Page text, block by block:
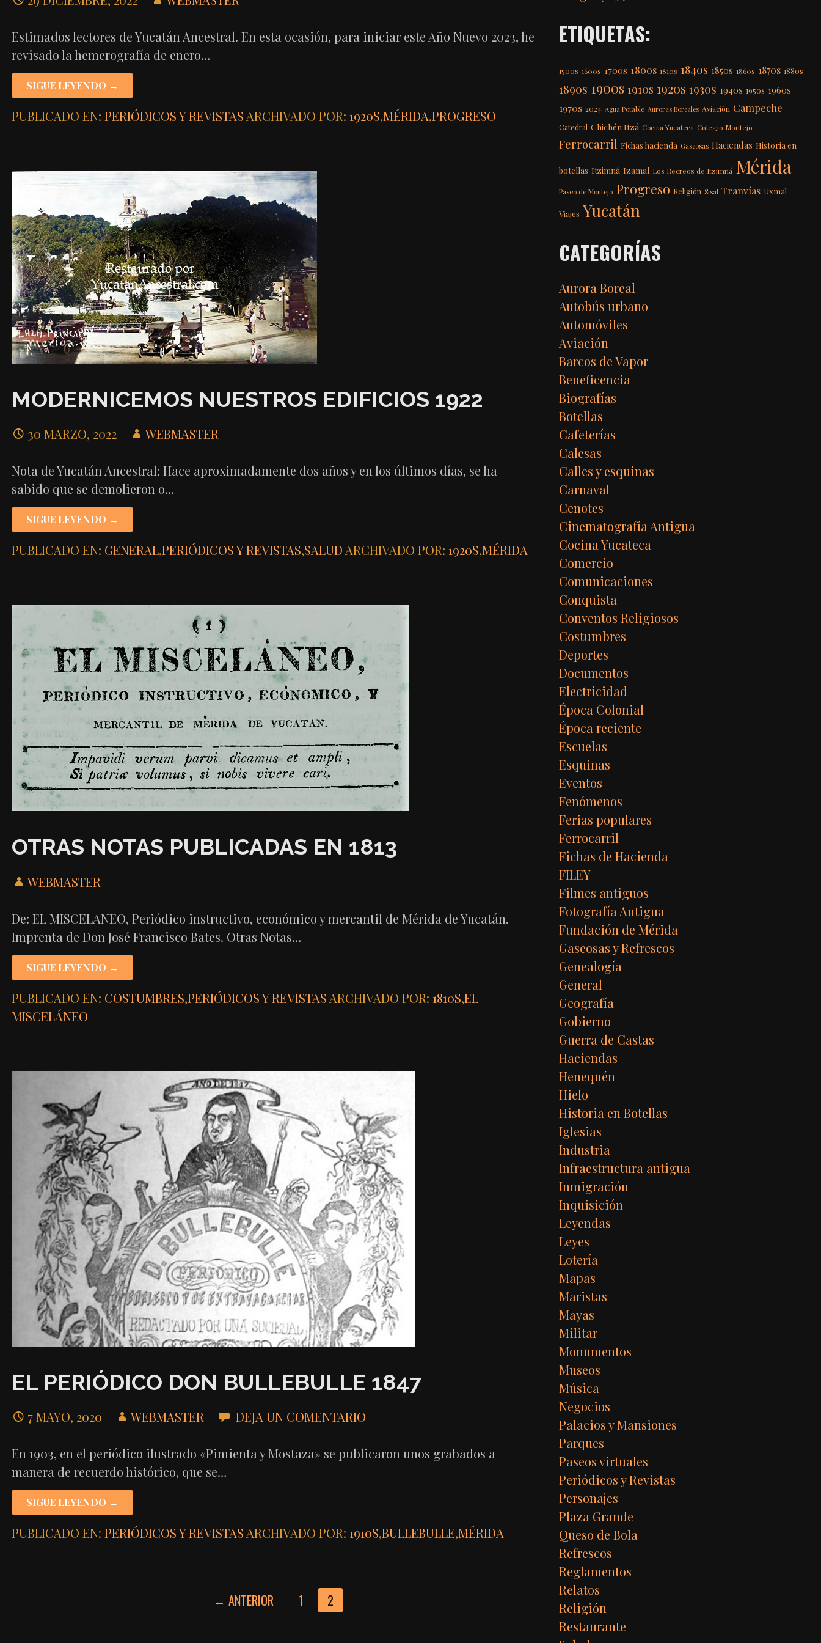
Estimados lectores de Yucatán Ancestral. En esta ocasión, para iniciar este Año Nuevo 2023, he
revisado la hemerografía de enero…
SIGUE LEYENDO →
PUBLICADO EN: PERIÓDICOS Y REVISTAS ARCHIVADO POR: 1920S,MÉRIDA,PROGRESO
MODERNICEMOS NUESTROS EDIFICIOS 1922
30 MARZO, 2022 WEBMASTER
Nota de Yucatán Ancestral: Hace aproximadamente dos años y en los últimos días, se ha
sabido que se demolieron o…
SIGUE LEYENDO →
PUBLICADO EN: GENERAL,PERIÓDICOS Y REVISTAS,SALUD ARCHIVADO POR: 1920S,MÉRIDA
OTRAS NOTAS PUBLICADAS EN 1813
WEBMASTER
De: EL MISCELANEO, Periódico instructivo, económico y mercantil de Mérida de Yucatán.
Imprenta de Don José Francisco Bates. Otras Notas…
SIGUE LEYENDO →
PUBLICADO EN: COSTUMBRES,PERIÓDICOS Y REVISTAS ARCHIVADO POR: 1810S,EL
MISCELÁNEO
EL PERIÓDICO DON BULLEBULLE 1847
7 MAYO, 2020 WEBMASTER DEJA UN COMENTARIO
En 1903, en el periódico ilustrado «Pimienta y Mostaza» se publicaron unos grabados a
manera de recuerdo histórico, que se…
SIGUE LEYENDO →
PUBLICADO EN: PERIÓDICOS Y REVISTAS ARCHIVADO POR: 1910S,BULLEBULLE,MÉRIDA
← ANTERIOR 1 2
ETIQUETAS:
1500s 1600s 1700s 1800s 1810s 1840s 1850s 1860s 1870s 1880s
1890s 1900s 1910s 1920s 1930s 1940s 1950s 1960s
1970s 2024 Agua Potable Auroras Boreales Aviación Campeche
Catedral Chichén Itzá Cocina Yucateca Colegio Montejo
Ferrocarril Fichas hacienda Gaseosas Haciendas Historia en
botellas Itzimná Izamal Los Recreos de Itzimná Mérida
Paseo de Montejo Progreso Religión Sisal Tranvías Uxmal
Viajes Yucatán
CATEGORÍAS
Aurora Boreal
Autobús urbano
Automóviles
Aviación
Barcos de Vapor
Beneficencia
Biografías
Botellas
Cafeterías
Calesas
Calles y esquinas
Carnaval
Cenotes
Cinematografía Antigua
Cocina Yucateca
Comercio
Comunicaciones
Conquista
Conventos Religiosos
Costumbres
Deportes
Documentos
Electricidad
Época Colonial
Época reciente
Escuelas
Esquinas
Eventos
Fenómenos
Ferias populares
Ferrocarril
Fichas de Hacienda
FILEY
Filmes antiguos
Fotografía Antigua
Fundación de Mérida
Gaseosas y Refrescos
Genealogía
General
Geografía
Gobierno
Guerra de Castas
Haciendas
Henequén
Hielo
Historia en Botellas
Iglesias
Industria
Infraestructura antigua
Inmigración
Inquisición
Leyendas
Leyes
Lotería
Mapas
Maristas
Mayas
Militar
Monumentos
Museos
Música
Negocios
Palacios y Mansiones
Parques
Paseos virtuales
Periódicos y Revistas
Personajes
Plaza Grande
Queso de Bola
Refrescos
Reglamentos
Relatos
Religión
Restaurante